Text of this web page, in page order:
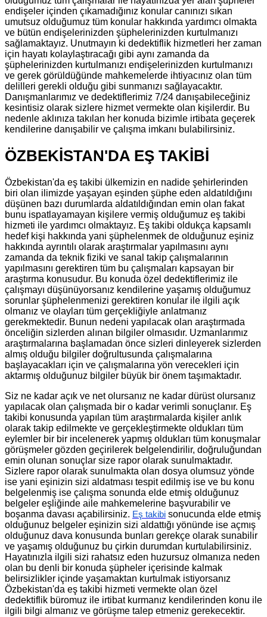
endişeler içinden çıkamadığınız konular canınızı sıkan
umutsuz olduğumuz tüm konular hakkında yardımcı olmakta
ve bütün endişelerinizden şüphelerinizden kurtulmanızı
sağlamaktayız. Unutmayın ki dedektiflik hizmetleri her zaman
için hayatı kolaylaştıracağı gibi aynı zamanda da
şüphelerinizden kurtulmanızı endişelerinizden kurtulmanızı
ve gerek görüldüğünde mahkemelerde ihtiyacınız olan tüm
delilleri gerekli olduğu gibi sunmanızı sağlayacaktır.
Danışmanlarımız ve dedektiflerimiz 7/24 danışabileceğiniz
kesintisiz olarak sizlere hizmet vermekte olan kişilerdir. Bu
nedenle aklınıza takılan her konuda bizimle irtibata geçerek
kendilerine danışabilir ve çalışma imkanı bulabilirsiniz.
ÖZBEKİSTAN'DA EŞ TAKİBİ
Özbekistan'da eş takibi ülkemizin en nadide şehirlerinden
biri olan ilimizde yaşayan eşinden şüphe eden aldatıldığını
düşünen bazı durumlarda aldatıldığından emin olan fakat
bunu ispatlayamayan kişilere vermiş olduğumuz eş takibi
hizmeti ile yardımcı olmaktayız. Eş takibi oldukça kapsamlı
hedef kişi hakkında yani şüphelenmek de olduğunuz eşiniz
hakkında ayrıntılı olarak araştırmalar yapılmasını aynı
zamanda da teknik fiziki ve sanal takip çalışmalarının
yapılmasını gerektiren tüm bu çalışmaları kapsayan bir
araştırma konusudur. Bu konuda özel dedektiflerimiz ile
çalışmayı düşünüyorsanız kendilerine yaşamış olduğumuz
sorunlar şüphelenmenizi gerektiren konular ile ilgili açık
olmanız ve olayları tüm gerçekliğiyle anlatmanız
gerekmektedir. Bunun nedeni yapılacak olan araştırmada
önceliğin sizlerden alınan bilgiler olmasıdır. Uzmanlarımız
araştırmalarına başlamadan önce sizleri dinleyerek sizlerden
almış olduğu bilgiler doğrultusunda çalışmalarına
başlayacakları için ve çalışmalarına yön verecekleri için
aktarmış olduğunuz bilgiler büyük bir önem taşımaktadır.
Siz ne kadar açık ve net olursanız ne kadar dürüst olursanız
yapılacak olan çalışmada bir o kadar verimli sonuçlanır. Eş
takibi konusunda yapılan tüm araştırmalarda kişiler anlık
olarak takip edilmekte ve gerçekleştirmekte oldukları tüm
eylemler bir bir incelenerek yapmış oldukları tüm konuşmalar
görüşmeler gözden geçirilerek belgelendirilir, doğruluğundan
emin olunan sonuçlar size rapor olarak sunulmaktadır.
Sizlere rapor olarak sunulmakta olan dosya olumsuz yönde
ise yani eşinizin sizi aldatması tespit edilmiş ise ve bu konu
belgelenmiş ise çalışma sonunda elde etmiş olduğunuz
belgeler eşliğinde aile mahkemelerine başvurabilir ve
boşanma davası açabilirsiniz. Eş takibi sonucunda elde etmiş
olduğunuz belgeler eşinizin sizi aldattığı yönünde ise açmış
olduğunuz dava konusunda bunları gerekçe olarak sunabilir
ve yaşamış olduğunuz bu çirkin durumdan kurtulabilirsiniz.
Hayatınızla ilgili sizi rahatsız eden huzursuz olmanıza neden
olan bu denli bir konuda şüpheler içerisinde kalmak
belirsizlikler içinde yaşamaktan kurtulmak istiyorsanız
Özbekistan'da eş takibi hizmeti vermekte olan özel
dedektiflik büromuz ile irtibat kurmanız kendilerinden konu ile
ilgili bilgi almanız ve görüşme talep etmeniz gerekecektir.